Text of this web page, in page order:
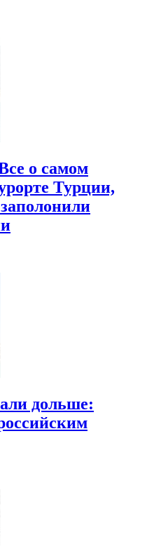
о самом
Турции,
дольше: